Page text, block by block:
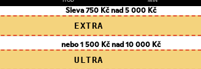
Sleva 750 Kč nad 5 000 Kč
EXTRA
nebo 1 500 Kč nad 10 000 Kč
ULTRA